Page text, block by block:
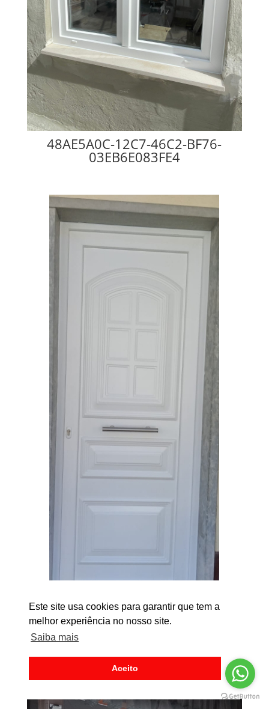
Este site usa cookies para garantir que tem a
melhor experiência no nosso site.
Saiba mais
Aceito
48AE5A0C-12C7-46C2-BF76-
03EB6E083FE4
CAPTURA DE ECRÃ_24-7-
M